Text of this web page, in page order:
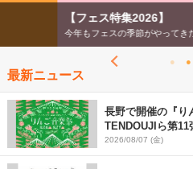
【フェス特集2026】
今年もフェスの季節がやってきた！
最新ニュース
長野で開催の『り
TENDOUJIら第11
発表
2026/08/07 (金)